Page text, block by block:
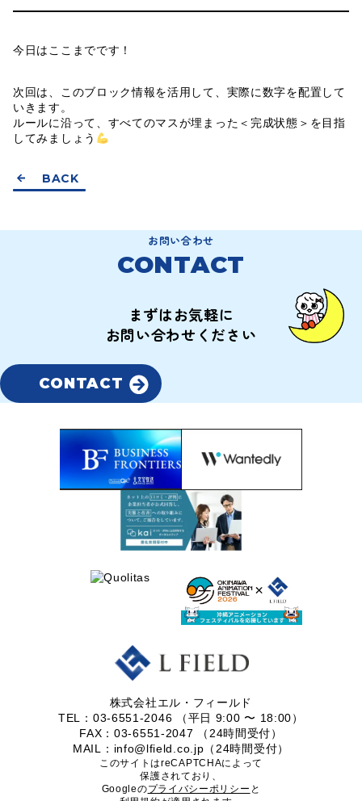
今日はここまでです！
次回は、このブロック情報を活用して、実際に数字を配置して
いきます。
ルールに沿って、すべてのマスが埋まった＜完成状態＞を目指
してみましょう
BACK
お問い合わせ
CONTACT
まずはお気軽に
お問い合わせください
CONTACT
株式会社エル・フィールド
TEL：03-6551-2046 （平日 9:00 〜 18:00）
FAX：03-6551-2047 （24時間受付）
MAIL：info@lfield.co.jp（24時間受付）
このサイトはreCAPTCHAによって
保護されており、
Googleのプライバシーポリシー と